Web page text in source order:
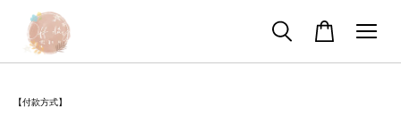
【付款方式】